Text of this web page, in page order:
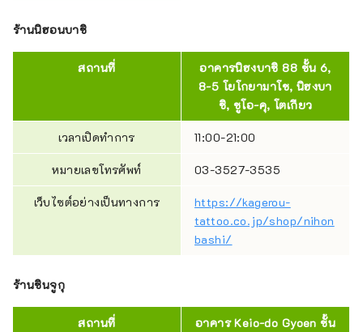
ร้านนิฮอนบาชิ
สถานที่
อาคารนิฮงบาชิ 88 ชั้น 6,
8-5 โยโกยามาโช, นิฮงบา
ชิ, ชูโอ-คุ, โตเกียว
เวลาเปิดทำการ 11:00-21:00
หมายเลขโทรศัพท์ 03-3527-3535
เว็บไซต์อย่างเป็นทางการ
https://kagerou-
tattoo.co.jp/shop/nihon
bashi/
ร้านชินจูกุ
สถานที่
อาคาร Keio-do Gyoen ชั้น